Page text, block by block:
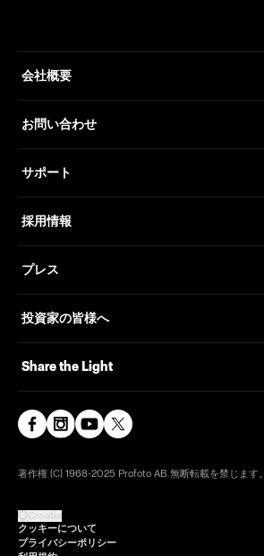
会社概要
お問い合わせ
サポート
採用情報
プレス
投資家の皆様へ
Share the Light
著作権 (C) 1968-2025 Profoto AB.無断転載を禁じます。
クッキーについて
プライバシーポリシー